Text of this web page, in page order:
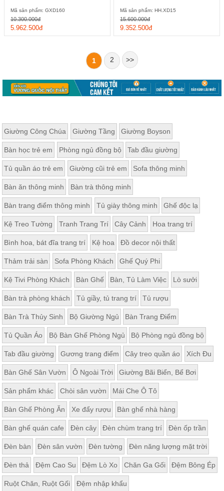
Mã sản phẩm: GXD160
5.962.500đ
10.300.000đ
Mã sản phẩm: HH.XD15
9.352.500đ
15.600.000đ
1 2 >>
Giường Công Chúa Giường Tầng Giường Boyson
Bàn học trẻ em Phòng ngủ đồng bộ Tab đầu giường
Tủ quần áo trẻ em Giường cũi trẻ em Sofa thông minh
Bàn ăn thông minh Bàn trà thông minh
Bàn trang điểm thông minh Tủ giày thông minh Ghế độc lạ
Kệ Treo Tường Tranh Trang Trí Cây Cảnh Hoa trang trí
Bình hoa, bát đĩa trang trí Kệ hoa Đồ decor nội thất
Thảm trải sàn Sofa Phòng Khách Ghế Quý Phi
Kệ Tivi Phòng Khách Bàn Ghế Bàn, Tủ Làm Việc Lò sưởi
Bàn trà phòng khách Tủ giầy, tủ trang trí Tủ rượu
Bàn Trà Thủy Sinh Bộ Giường Ngủ Bàn Trang Điểm
Tủ Quần Áo Bộ Bàn Ghế Phòng Ngủ Bộ Phòng ngủ đồng bộ
Tab đầu giường Gương trang điểm Cây treo quần áo Xích Đu
Bàn Ghế Sân Vườn Ô Ngoài Trời Giường Bãi Biển, Bể Bơi
Sản phẩm khác Chòi sân vườn Mái Che Ô Tô
Bàn Ghế Phòng Ăn Xe đẩy rượu Bàn ghế nhà hàng
Bàn ghế quán cafe Đèn cây Đèn chùm trang trí Đèn ốp trần
Đèn bàn Đèn sân vườn Đèn tường Đèn năng lượng mặt trời
Đèn thả Đệm Cao Su Đệm Lò Xo Chăn Ga Gối Đệm Bông Ép
Ruột Chăn, Ruột Gối Đệm nhập khẩu